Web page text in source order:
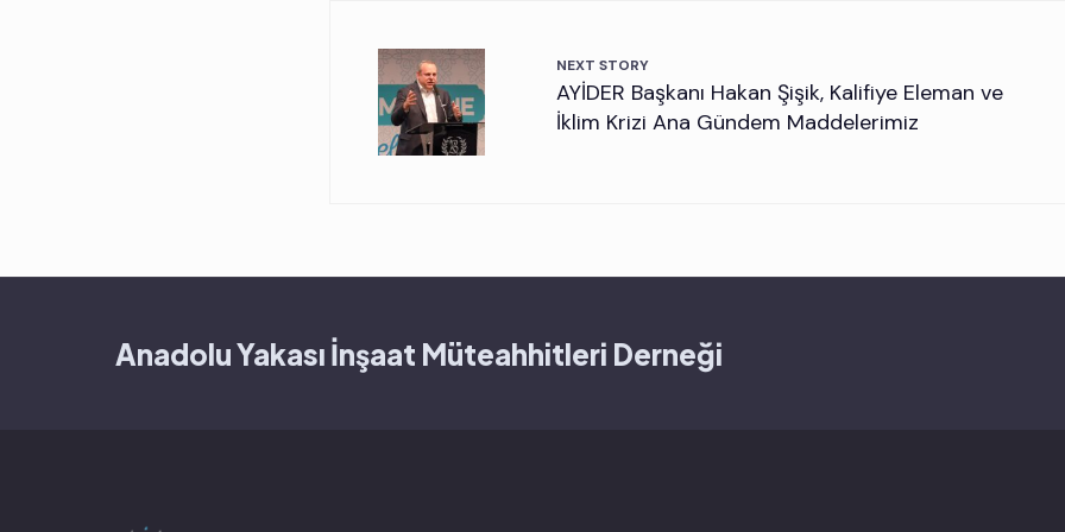
NEXT STORY
AYİDER Başkanı Hakan Şişik, Kalifiye Eleman ve
İklim Krizi Ana Gündem Maddelerimiz
Anadolu Yakası İnşaat Müteahhitleri Derneği